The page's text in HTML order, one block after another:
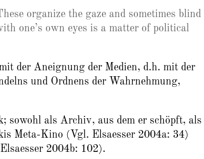
organize the gaze and sometimes blind
one’s own eyes is a matter of political
der Aneignung der Medien, d.h. mit der
und Ordnens der Wahrnehmung,
sowohl als Archiv, aus dem er schöpft, als
Meta-Kino (Vgl. Elsaesser 2004a: 34)
2004b: 102).